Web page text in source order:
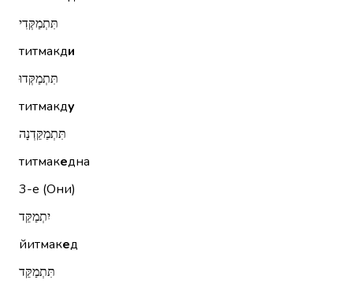
תִּתְמַקְּדִי
титмакди
תִּתְמַקְּדוּ
титмакду
תִּתְמַקֵּדְנָה
титмакедна
3-е (Они)
יִתְמַקֵּד
йитмакед
תִּתְמַקֵּד